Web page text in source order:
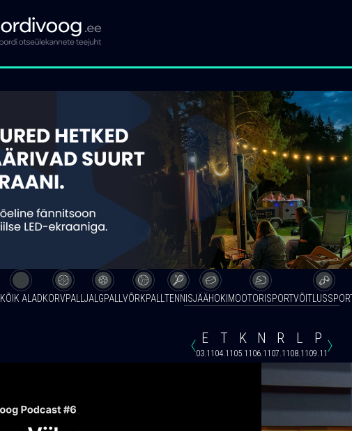
KÕIK ALADKORVPALL JALGPALL VÕRKPALL TENNISJÄÄHOKI MOOTORISPORT
E
03.11
T
04.11
K
05.11
N
06.11
R
07.11
L
08.11
P
09.11